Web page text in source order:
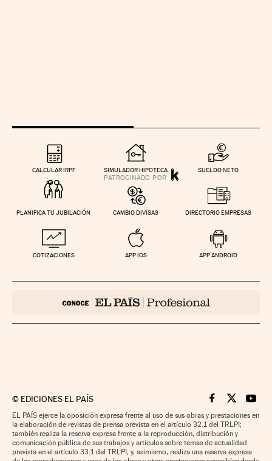
CALCULAR IRPF SIMULADOR HIPOTECA SUELDO NETO
PLANIFICA TU JUBILACIÓN CAMBIO DIVISAS DIRECTORIO EMPRESAS
COTIZACIONES APP IOS APP ANDROID
© EDICIONES EL PAÍS Cinco Días en
Cinco Días
Cinco
EL PAÍS ejerce la oposición expresa frente al uso de sus obras y prestaciones en
la elaboración de revistas de prensa prevista en el artículo 32.1 del TRLPI;
también realiza la reserva expresa frente a la reproducción, distribución y
comunicación pública de sus trabajos y artículos sobre temas de actualidad
prevista en el artículo 33.1 del TRLPI; y, asimismo, realiza una reserva expresa